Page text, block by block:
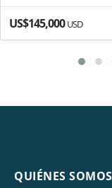
US$145,000USD
QUIÉNES SOMOS